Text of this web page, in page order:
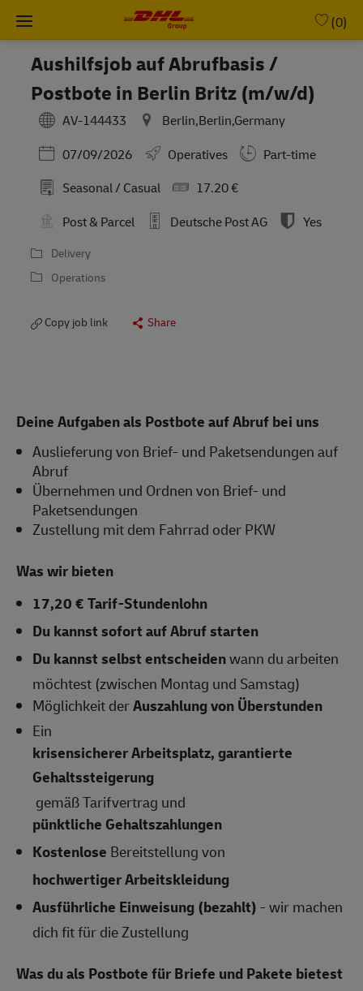
Skip to main content
(0)
Aushilfsjob auf Abrufbasis /
Postbote in Berlin Britz (m/w/d)
AV-144433
Berlin,Berlin,Germany
Posted Date
07/09/2026 Operatives
Part-time
Seasonal / Casual
17.20 €
Post & Parcel
Deutsche Post AG Yes
Delivery
Operations
Copy job link Share
Deine Aufgaben als Postbote auf Abruf bei uns
Auslieferung von Brief- und Paketsendungen auf
Abruf
Übernehmen und Ordnen von Brief- und
Paketsendungen
Zustellung mit dem Fahrrad oder PKW
Was wir bieten
17,20 € Tarif-Stundenlohn
Du kannst sofort auf Abruf starten
Du kannst selbst entscheidenwann du arbeiten
möchtest (zwischen Montag und Samstag)
Möglichkeit derAuszahlung von Überstunden
Ein
krisensicherer Arbeitsplatz, garantierte
Gehaltssteigerung
gemäß Tarifvertrag und
pünktliche Gehaltszahlungen
Kostenlose Bereitstellung von
hochwertiger Arbeitskleidung
Ausführliche Einweisung (bezahlt)- wir machen
dich fit für die Zustellung
Was du als Postbote für Briefe und Pakete bietest